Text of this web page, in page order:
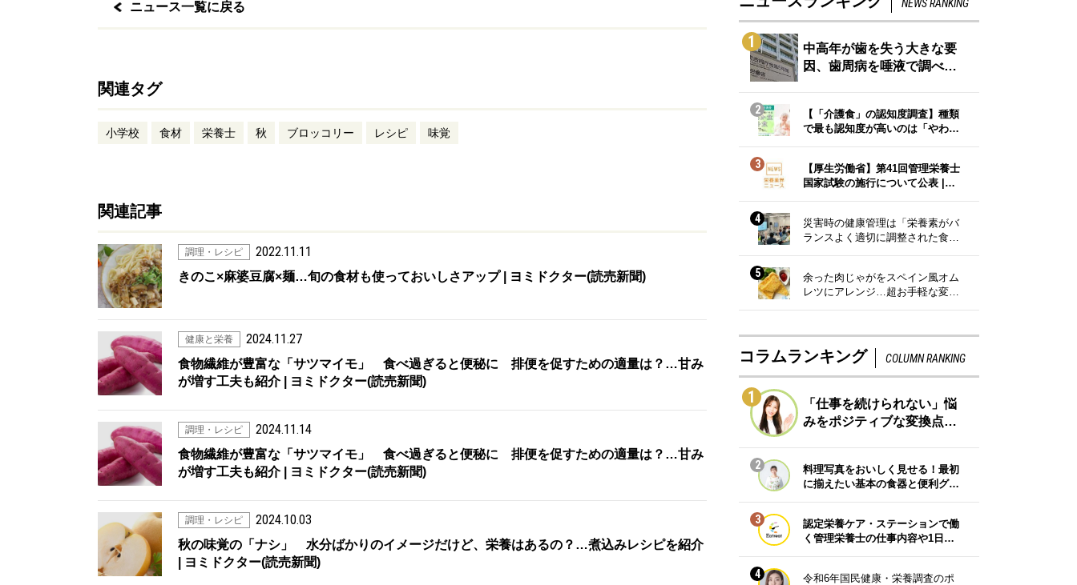
ニュース一覧に戻る
関連タグ
小学校 食材 栄養士 秋 ブロッコリー レシピ 味覚
関連記事
調理・レシピ 2022.11.11
きのこ×麻婆豆腐×麺…旬の食材も使っておいしさアップ | ヨミドクター(読売新聞)
健康と栄養 2024.11.27
食物繊維が豊富な「サツマイモ」 食べ過ぎると便秘に 排便を促すための適量は？…甘み
が増す工夫も紹介 | ヨミドクター(読売新聞)
調理・レシピ 2024.11.14
食物繊維が豊富な「サツマイモ」 食べ過ぎると便秘に 排便を促すための適量は？…甘み
が増す工夫も紹介 | ヨミドクター(読売新聞)
調理・レシピ 2024.10.03
秋の味覚の「ナシ」 水分ばかりのイメージだけど、栄養はあるの？…煮込みレシピを紹介
| ヨミドクター(読売新聞)
NEWS RANKING
1
中高年が歯を失う大きな要
因、歯周病を唾液で調べ…
2
【「介護食」の認知度調査】種類
で最も認知度が高いのは「やわ…
3
【厚生労働省】第41回管理栄養士
国家試験の施行について公表 |…
4
災害時の健康管理は「栄養素がバ
ランスよく適切に調整された食…
5
余った肉じゃがをスペイン風オム
レツにアレンジ…超お手軽な変…
コラムランキング COLUMN RANKING
1
「仕事を続けられない」悩
みをポジティブな変換点…
2
料理写真をおいしく見せる！最初
に揃えたい基本の食器と便利グ…
3
認定栄養ケア・ステーションで働
く管理栄養士の仕事内容や1日…
4
令和6年国民健康・栄養調査のポ